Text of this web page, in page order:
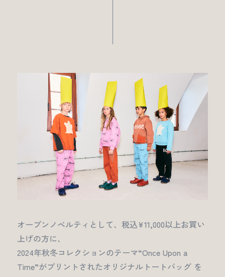
オープンノベルティとして、税込¥11,000以上お買い
上げの方に、
2024年秋冬コレクションのテーマ“Once Upon a
Time”がプリントされたオリジナルトートバッグ を